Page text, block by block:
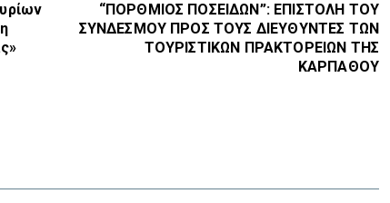
“ΠΟΡΘΜΙΟΣ ΠΟΣΕΙΔΩΝ”: ΕΠΙΣΤΟΛΗ ΤΟΥ
ΣΥΝΔΕΣΜΟΥ ΠΡΟΣ ΤΟΥΣ ΔΙΕΥΘΥΝΤΕΣ ΤΩΝ
ΤΟΥΡΙΣΤΙΚΩΝ ΠΡΑΚΤΟΡΕΙΩΝ ΤΗΣ
ΚΑΡΠΑΘΟΥ